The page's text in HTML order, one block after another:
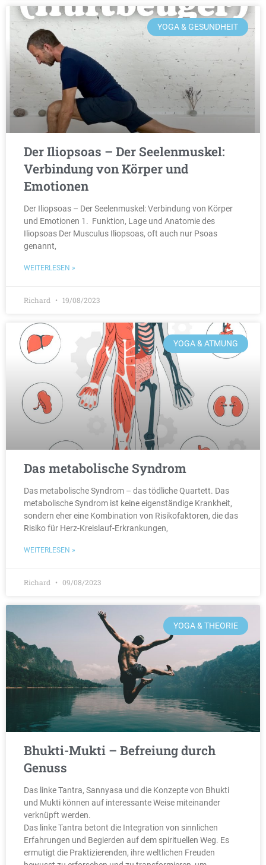
YOGA & GESUNDHEIT
Der Iliopsoas – Der Seelenmuskel:
Verbindung von Körper und
Emotionen
Der Iliopsoas – Der Seelenmuskel: Verbindung von Körper
und Emotionen 1. Funktion, Lage und Anatomie des
Iliopsoas Der Musculus Iliopsoas, oft auch nur Psoas
genannt,
WEITERLESEN »
Richard 19/08/2023
YOGA & ATMUNG
Das metabolische Syndrom
Das metabolische Syndrom – das tödliche Quartett. Das
metabolische Syndrom ist keine eigenständige Krankheit,
sondern eher eine Kombination von Risikofaktoren, die das
Risiko für Herz-Kreislauf-Erkrankungen,
WEITERLESEN »
Richard 09/08/2023
YOGA & THEORIE
Bhukti-Mukti – Befreiung durch
Genuss
Das linke Tantra, Sannyasa und die Konzepte von Bhukti
und Mukti können auf interessante Weise miteinander
verknüpft werden.
Das linke Tantra betont die Integration von sinnlichen
Erfahrungen und Begierden auf dem spirituellen Weg. Es
ermutigt die Praktizierenden, ihre weltlichen Freuden